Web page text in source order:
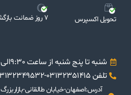
تحویل اکسپرس 7 روز ضمانت بازگشت
شنبه تا پنج شنبه از ساعت 9:30الی21:30
تلفن 03132351415-03132349532
آدرس:اصفهان-خیابان طالقانی-